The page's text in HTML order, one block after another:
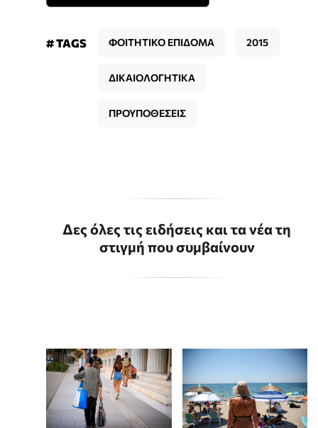
# TAGS ΦΟΙΤΗΤΙΚΟ ΕΠΙΔΟΜΑ 2015
ΔΙΚΑΙΟΛΟΓΗΤΙΚΑ
ΠΡΟΥΠΟΘΕΣΕΙΣ
Δες όλες τις ειδήσεις και τα νέα τη
στιγμή που συμβαίνουν